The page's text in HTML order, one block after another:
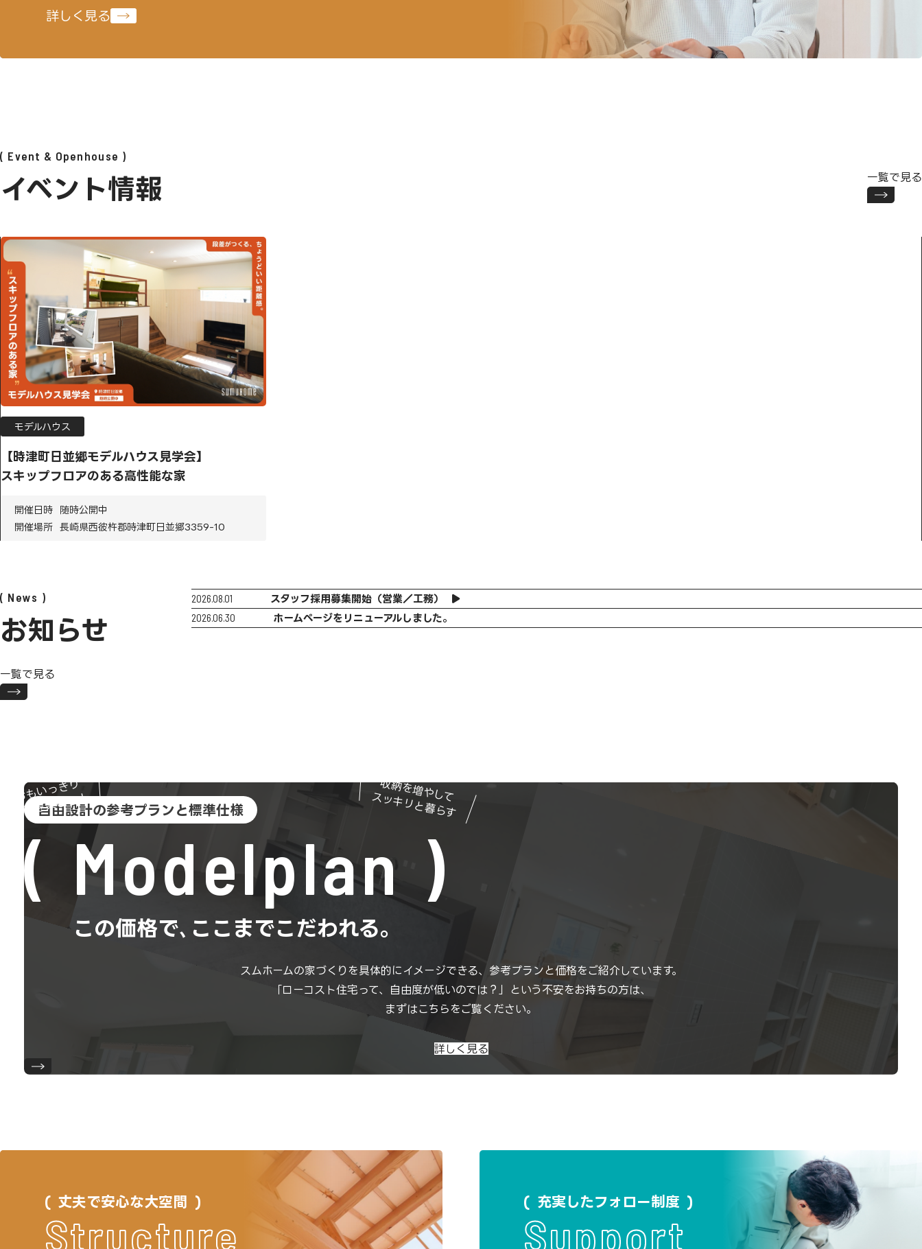
詳しく見る
Event & Openhouse
イベント情報 一覧で見る
モデルハウス
【時津町日並郷モデルハウス見学会】
スキップフロアのある高性能な家
開催日時
随時公開中
開催場所
長崎県西彼杵郡時津町日並郷3359-10
News
お知らせ
一覧で見る
2026.08.01 スタッフ採用募集開始（営業／工務）
2026.06.30 ホームページをリニューアルしました。
自由設計の参考プランと標準仕様
Modelplan
おもいっきり
趣味を楽しむ！
収納を増やして
スッキリと暮らす
この価格で､ここまでこだわれる。
スムホームの家づくりを具体的にイメージできる、参考プランと価格をご紹介しています。
「ローコスト住宅って、自由度が低いのでは？」という不安をお持ちの方は、
まずはこちらをご覧ください。
詳しく見る
丈夫で安心な大空間
Structure
充実したフォロー制度
Support